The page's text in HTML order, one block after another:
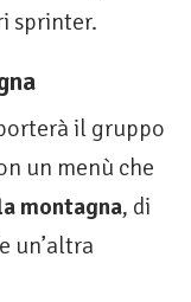
sprinter.
il gruppo
un menù che
montagna, di
un’altra